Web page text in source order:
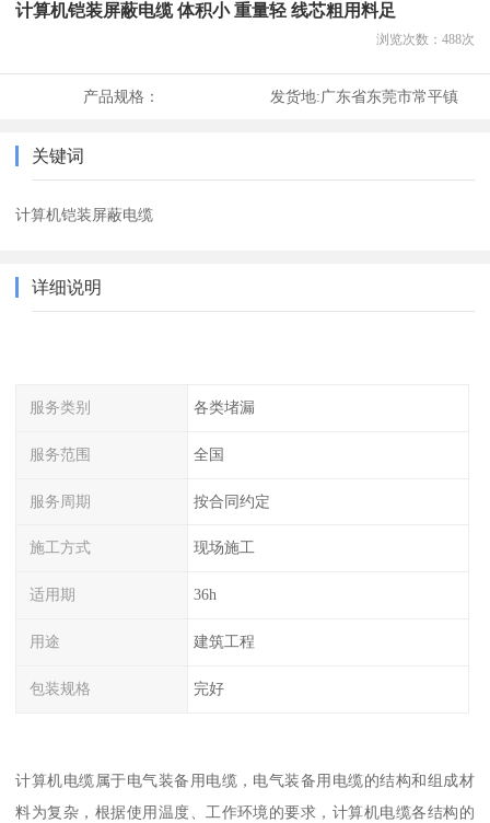
计算机铠装屏蔽电缆 体积小 重量轻 线芯粗用料足
浏览次数： 488次
产品规格： 发货地:广东省东莞市常平镇
关键词
计算机铠装屏蔽电缆
详细说明
服务类别 各类堵漏
服务范围 全国
服务周期 按合同约定
施工方式 现场施工
适用期 36h
用途 建筑工程
包装规格 完好
计算机电缆属于电气装备用电缆，电气装备用电缆的结构和组成材
料为复杂，根据使用温度、工作环境的要求，计算机电缆各结构的